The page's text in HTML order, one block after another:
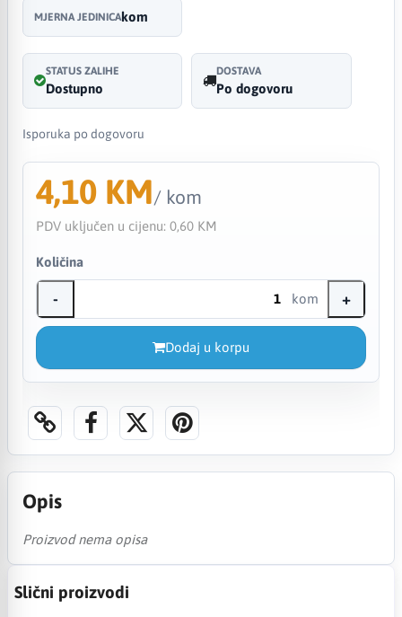
MJERNA JEDINICAkom
STATUS ZALIHE
Dostupno
DOSTAVA
Po dogovoru
Isporuka po dogovoru
4,10 KM/ kom
PDV uključen u cijenu: 0,60 KM
Količina
- kom +
Dodaj u korpu
Opis
Proizvod nema opisa
Slični proizvodi